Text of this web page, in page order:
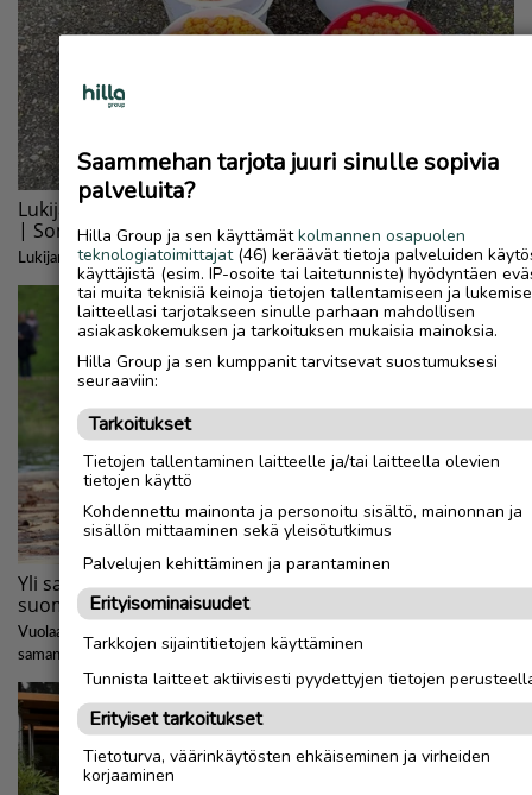
Saammehan tarjota juuri sinulle sopivia
palveluita?
Hilla Group ja sen käyttämätkolmannen osapuolen
teknologiatoimittajat(46) keräävät tietoja palveluiden
käyttäjistä (esim. IP-osoite tai laitetunniste) hyödyntäen
tai muita teknisiä keinoja tietojen tallentamiseen ja
laitteellasi tarjotakseen sinulle parhaan mahdollisen
asiakaskokemuksen ja tarkoituksen mukaisia mainoksia.
Hilla Group ja sen kumppanit tarvitsevat suostumuksesi
seuraaviin:
Tarkoitukset
Tietojen tallentaminen laitteelle ja/tai laitteella olevien
tietojen käyttö
Kohdennettu mainonta ja personoitu sisältö, mainonnan ja
sisällön mittaaminen sekä yleisötutkimus
Palvelujen kehittäminen ja parantaminen
Erityisominaisuudet
Tarkkojen sijaintitietojen käyttäminen
Tunnista laitteet aktiivisesti pyydettyjen tietojen
Erityiset tarkoitukset
Tietoturva, väärinkäytösten ehkäiseminen ja virheiden
korjaaminen